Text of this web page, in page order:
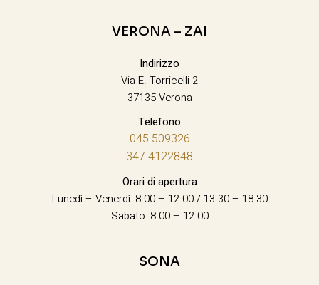
VERONA – ZAI
Indirizzo
Via E. Torricelli 2
37135 Verona
Telefono
045 509326
347 4122848
Orari di apertura
Lunedì – Venerdì: 8.00 – 12.00 / 13.30 – 18.30
Sabato: 8.00 – 12.00
SONA